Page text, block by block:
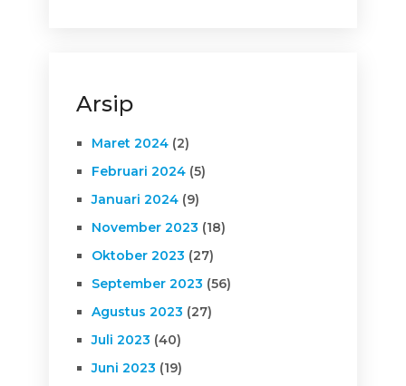
Arsip
Maret 2024(2)
Februari 2024(5)
Januari 2024(9)
November 2023 (18)
Oktober 2023 (27)
September 2023 (56)
Agustus 2023 (27)
Juli 2023 (40)
Juni 2023 (19)